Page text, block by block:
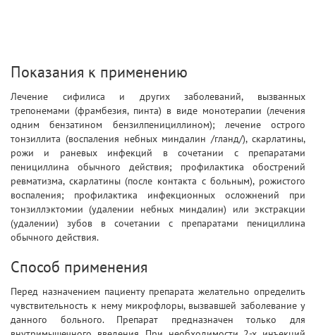
Показания к применению
Лечение сифилиса и других заболеваний, вызванных
трепонемами (фрамбезия, пинта) в виде монотерапии (лечения
одним бензатином бензилпенициллином); лечение острого
тонзиллита (воспаления небных миндалин /гланд/), скарлатины,
рожи и раневых инфекций в сочетании с препаратами
пенициллина обычного действия; профилактика обострений
ревматизма, скарлатины (после контакта с больным), рожистого
воспаления; профилактика инфекционных осложнений при
тонзиллэктомии (удалении небных миндалин) или экстракции
(удалении) зубов в сочетании с препаратами пенициллина
обычного действия.
Способ применения
Перед назначением пациенту препарата желательно определить
чувствительность к нему микрофлоры, вызвавшей заболевание у
данного больного. Препарат предназначен только для